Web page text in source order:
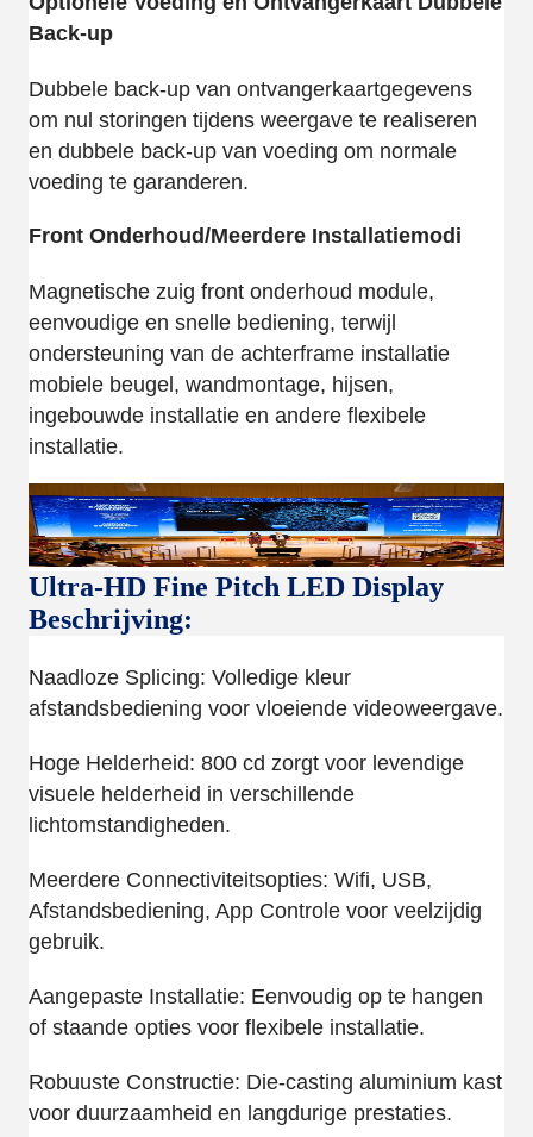
Back-up
Dubbele back-up van ontvangerkaartgegevens
om nul storingen tijdens weergave te realiseren
en dubbele back-up van voeding om normale
voeding te garanderen.
Front Onderhoud/Meerdere Installatiemodi
Magnetische zuig front onderhoud module,
eenvoudige en snelle bediening, terwijl
ondersteuning van de achterframe installatie
mobiele beugel, wandmontage, hijsen,
ingebouwde installatie en andere flexibele
installatie.
Ultra-HD Fine Pitch LED Display
Beschrijving:
Naadloze Splicing: Volledige kleur
afstandsbediening voor vloeiende videoweergave.
Hoge Helderheid: 800 cd zorgt voor levendige
visuele helderheid in verschillende
lichtomstandigheden.
Meerdere Connectiviteitsopties: Wifi, USB,
Afstandsbediening, App Controle voor veelzijdig
gebruik.
Aangepaste Installatie: Eenvoudig op te hangen
of staande opties voor flexibele installatie.
Robuuste Constructie: Die-casting aluminium kast
voor duurzaamheid en langdurige prestaties.